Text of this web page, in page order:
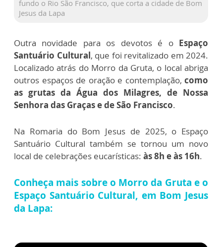
fundo o Rio São Francisco, que corta a cidade de Bom
Jesus da Lapa
Outra novidade para os devotos é o Espaço
Santuário Cultural, que foi revitalizado em 2024.
Localizado atrás do Morro da Gruta, o local abriga
outros espaços de oração e contemplação, como
as grutas da Água dos Milagres, de Nossa
Senhora das Graças e de São Francisco.
Na Romaria do Bom Jesus de 2025, o Espaço
Santuário Cultural também se tornou um novo
local de celebrações eucarísticas: às 8h e às 16h.
Conheça mais sobre o Morro da Gruta e o
Espaço Santuário Cultural, em Bom Jesus
da Lapa: